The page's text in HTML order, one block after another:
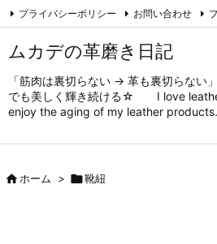
ムカデの革磨き日記
「筋肉は裏切らない → 革も裏切らない
でも美しく輝き続ける☆ I love
enjoy the aging of my leather products.
プライバシーポリシー お問い合わせ
ムカデの趣味 
ホーム > 靴紐